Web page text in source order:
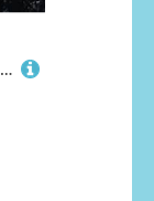
500 Teile Puzzle für Erwachsene und Kinder ab 14 Jahren - Berggipfelschnee 52x38cm